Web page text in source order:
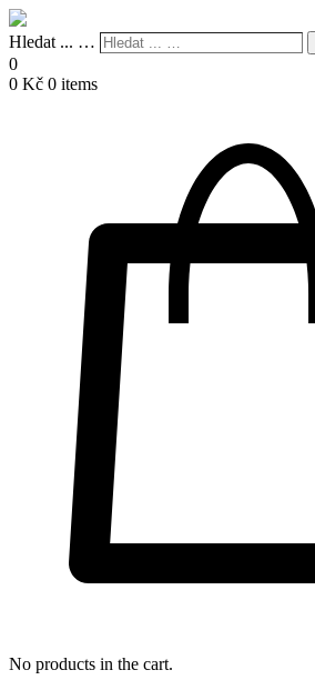
Hledat ... …
0
0 Kč 0 items
No products in the cart.